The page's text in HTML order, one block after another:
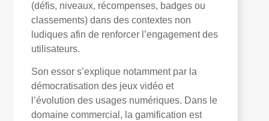
(défis, niveaux, récompenses, badges ou
classements) dans des contextes non
ludiques afin de renforcer l’engagement des
utilisateurs.
Son essor s’explique notamment par la
démocratisation des jeux vidéo et
l’évolution des usages numériques. Dans le
domaine commercial, la gamification est